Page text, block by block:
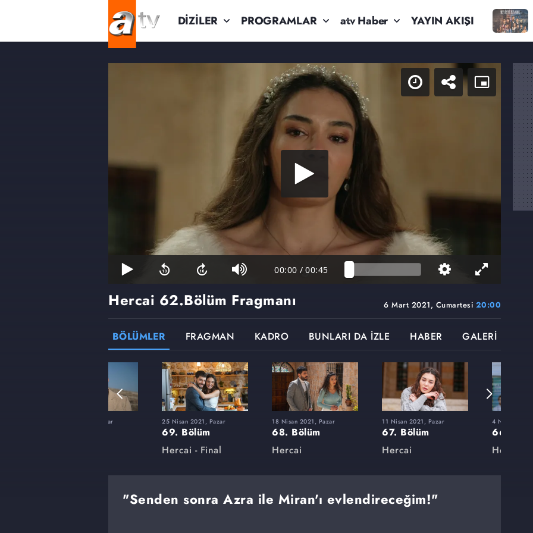
DİZİLER PROGRAMLAR atv Haber YAYIN AKIŞI
00:00 / 00:45
6 Mart 2021, Cumartesi 20:00
Hercai 62.Bölüm Fragmanı
BÖLÜMLER FRAGMAN KADRO BUNLARI DA İZLE HABER GALERİ
17 Ocak 2021, Pazar 25 Nisan 2021, Pazar
69. Bölüm
Hercai - Final
18 Nisan 2021, Pazar
68. Bölüm
Hercai
11 Nisan 2021, Pazar
67. Bölüm
Hercai
4 Nisan 2021,
66.
Hercai
"Senden sonra Azra ile Miran'ı evlendireceğim!"